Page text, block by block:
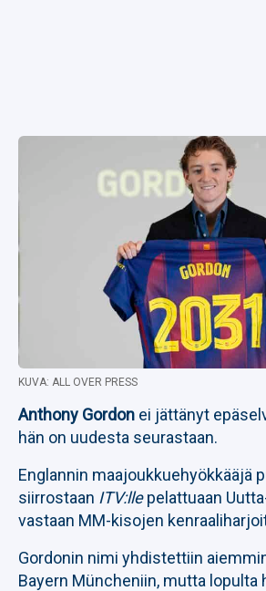
KUVA: ALL OVER PRESS
Anthony Gordon ei jättänyt
hän on uudesta seurastaan.
Englannin maajoukkuehyökkääjä
siirrostaan ITV:llepelattuaan
vastaan MM-kisojen
Gordonin nimi yhdistettiin
Bayern Müncheniin, mutta lopulta